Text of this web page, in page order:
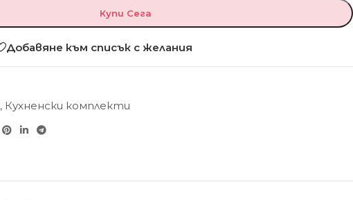
Купи Сега
Добавяне към списък с желания
, Кухненски комплекти